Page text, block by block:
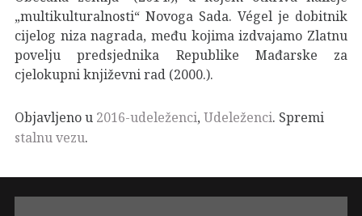
„multikulturalnosti“ Novoga Sada. Végel je dobitnik
cijelog niza nagrada, među kojima izdvajamo Zlatnu
povelju predsjednika Republike Mađarske za
cjelokupni književni rad (2000.).
Objavljeno u 2016-udeleženci, Udeleženci. Spremi
stalnu vezu.